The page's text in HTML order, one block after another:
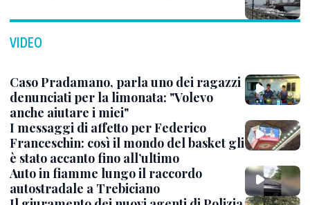
VIDEO
Caso Pradamano, parla uno dei ragazzi
denunciati per la limonata: "Volevo
anche aiutare i miei"
I messaggi di affetto per Federico
Franceschin: così il mondo del basket gli
è stato accanto fino all’ultimo
Auto in fiamme lungo il raccordo
autostradale a Trebiciano